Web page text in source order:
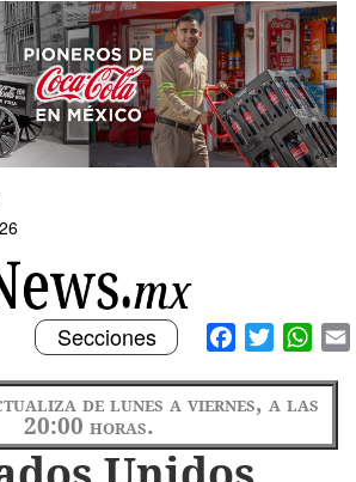
Facebook
Twitter
Toggle
navigation
Secciones
de lunes a viernes, a las
20:00 horas.